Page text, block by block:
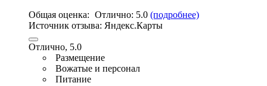
Общая оценка: Отлично: 5.0 (подробнее)
Источник отзыва: Яндекс.Карты
Отлично, 5.0
Размещение
Вожатые и персонал
Питание